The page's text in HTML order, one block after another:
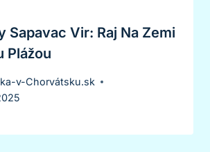
Sapavac Vir: Raj Na Zemi
Plážou
v-Chorvátsku.sk